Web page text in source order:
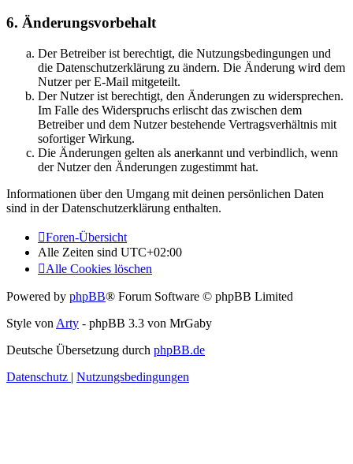
6. Änderungsvorbehalt
Der Betreiber ist berechtigt, die Nutzungsbedingungen und
die Datenschutzerklärung zu ändern. Die Änderung wird dem
Nutzer per E-Mail mitgeteilt.
Der Nutzer ist berechtigt, den Änderungen zu widersprechen.
Im Falle des Widerspruchs erlischt das zwischen dem
Betreiber und dem Nutzer bestehende Vertragsverhältnis mit
sofortiger Wirkung.
Die Änderungen gelten als anerkannt und verbindlich, wenn
der Nutzer den Änderungen zugestimmt hat.
Informationen über den Umgang mit deinen persönlichen Daten
sind in der Datenschutzerklärung enthalten.
Foren-Übersicht
Alle Zeiten sind UTC+02:00
Alle Cookies löschen
Powered by phpBB® Forum Software © phpBB Limited
Style von Arty - phpBB 3.3 von MrGaby
Deutsche Übersetzung durch phpBB.de
Datenschutz | Nutzungsbedingungen